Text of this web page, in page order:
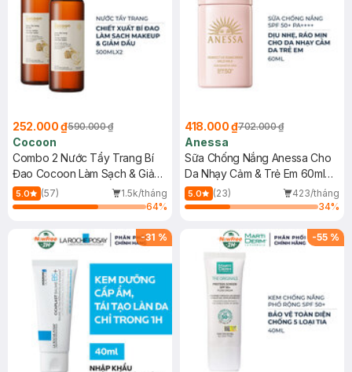
252.000 ₫590.000 ₫
Cocoon
Combo 2 Nước Tẩy Trang Bí
Đao Cocoon Làm Sạch & Giảm
Dầu 500ml
5.0 (57)
1.5k/tháng
64%
418.000 ₫702.000 ₫
Anessa
Sữa Chống Nắng Anessa Cho
Da Nhạy Cảm & Trẻ Em 60ml
(Mới)
5.0 (23)
423/tháng
34%
-31 % -55 %